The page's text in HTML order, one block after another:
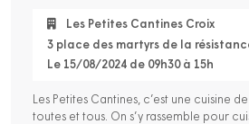
Les Petites Cantines Croix
3 place des martyrs de la
Le 15/08/2024 de 09h30 à 15h
Les Petites Cantines, c’est une cuisine
toutes et tous. On s’y rassemble pour